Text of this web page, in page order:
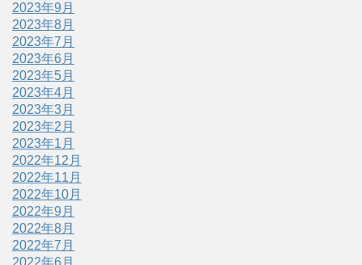
2023年9月
2023年8月
2023年7月
2023年6月
2023年5月
2023年4月
2023年3月
2023年2月
2023年1月
2022年12月
2022年11月
2022年10月
2022年9月
2022年8月
2022年7月